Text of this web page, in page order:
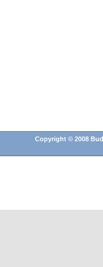
Copyright © 2008